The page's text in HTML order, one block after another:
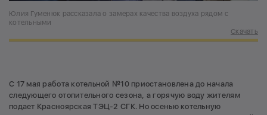
Юлия Гуменюк рассказала о замерах качества воздуха рядом с
котельными
Скачать
С 17 мая работа котельной №10 приостановлена до начала
следующего отопительного сезона, а горячую воду жителям
подает Красноярская ТЭЦ-2 СГК. Но осенью котельную